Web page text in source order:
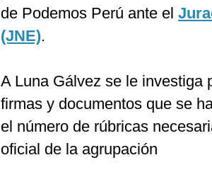
de Podemos Perú ante el
(JNE).
A Luna Gálvez se le investiga
firmas y documentos que se
el número de rúbricas
oficial de la agrupación